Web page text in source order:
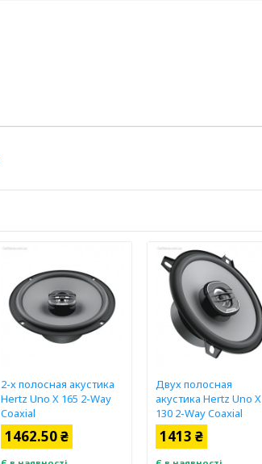
2-х полосная акустика
Hertz Uno X 165 2-Way
Coaxial
1462.50 ₴
Двух полосная
акустика Hertz Uno X
130 2-Way Coaxial
1413 ₴